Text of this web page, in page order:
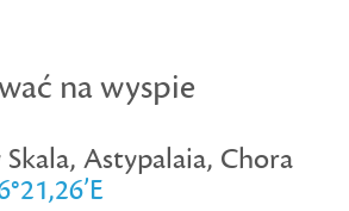
na wyspie
Astypalaia, Chora